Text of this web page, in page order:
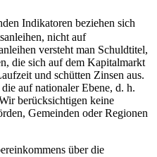
Indikatoren beziehen sich
nicht auf
versteht man Schuldtitel,
die sich auf dem Kapitalmarkt
und schütten Zinsen aus.
auf nationaler Ebene, d. h.
berücksichtigen keine
Gemeinden oder Regionen
über die